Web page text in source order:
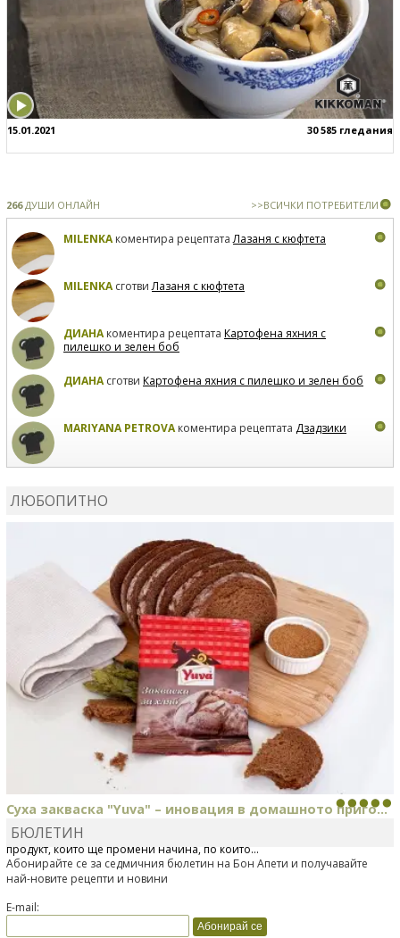
15.01.2021 30 585 гледания
266ДУШИ ОНЛАЙН >>ВСИЧКИ ПОТРЕБИТЕЛИ
MILENKAкоментира рецептатаЛазаня с кюфтета
MILENKAсготвиЛазаня с кюфтета
ДИАНАкоментира рецептата Картофена яхния с
пилешко и зелен боб
ДИАНАсготви Картофена яхния с пилешко и зелен боб
MARIYANA PETROVAкоментира рецептата Дзадзики
ЛЮБОПИТНО
Суха закваска "Yuva" – иновация в домашното приго...
Отскоро Лесафр България стартира предлагането на изцяло нов
продукт, който ще промени начина, по който...
БЮЛЕТИН
Абонирайте се за седмичния бюлетин на Бон Апети и получавайте
най-новите рецепти и новини
E-mail: